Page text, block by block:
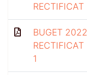
RECTIFICAT
BUGET 2022
RECTIFICAT
1